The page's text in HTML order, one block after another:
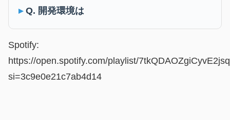
Q. 開発環境は
Spotify:
https://open.spotify.com/playlist/
si=3c9e0e21c7ab4d14